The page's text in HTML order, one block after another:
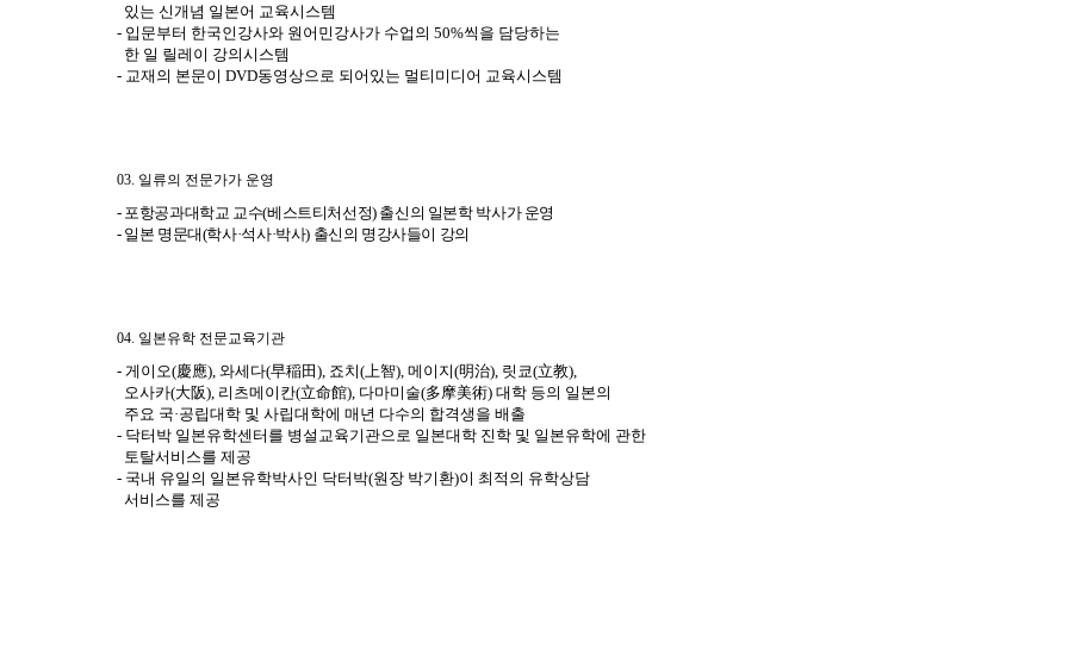
있는 신개념 일본어 교육시스템
- 입문부터 한국인강사와 원어민강사가 수업의 50%씩을 담당하는
한 일 릴레이 강의시스템
- 교재의 본문이 DVD동영상으로 되어있는 멀티미디어 교육시스템
03. 일류의 전문가가 운영
- 포항공과대학교 교수(베스트티처선정) 출신의 일본학 박사가 운영
- 일본 명문대(학사·석사·박사) 출신의 명강사들이 강의
04. 일본유학 전문교육기관
- 게이오(慶應), 와세다(早稲田), 죠치(上智), 메이지(明治), 릿쿄(立教),
오사카(大阪), 리츠메이칸(立命館), 다마미술(多摩美術) 대학 등의 일본의
주요 국·공립대학 및 사립대학에 매년 다수의 합격생을 배출
- 닥터박 일본유학센터를 병설교육기관으로 일본대학 진학 및 일본유학에 관한
토탈서비스를 제공
- 국내 유일의 일본유학박사인 닥터박(원장 박기환)이 최적의 유학상담
서비스를 제공